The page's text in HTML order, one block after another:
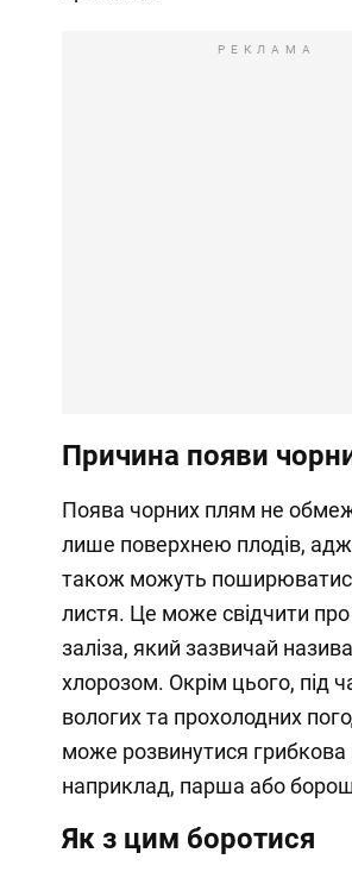
РЕКЛАМА
Причина появи
Поява чорних плям не
лише поверхнею плодів,
також можуть
листя. Це може свідчити
заліза, який зазвичай
хлорозом. Окрім цього, під
вологих та прохолодних
може розвинутися грибкова
наприклад, парша або
Як з цим боротися